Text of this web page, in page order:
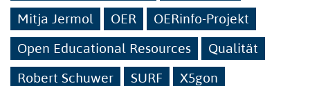
Mitja Jermol
OER
OERinfo-Projekt
Open Educational Resources
Qualität
Robert Schuwer
SURF X5gon